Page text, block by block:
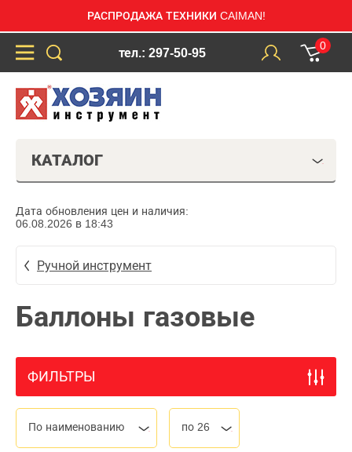
РАСПРОДАЖА ТЕХНИКИ CAIMAN!
тел.: 297-50-95
0
КАТАЛОГ
Дата обновления цен и наличия:
06.08.2026 в 18:43
Ручной инструмент
Баллоны газовые
ФИЛЬТРЫ
По наименованию по 26